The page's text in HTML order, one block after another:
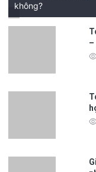
ĐỒNG HỒ
Đồng hồ của xe là sự
tử, mang đến phong
và chính xác các
TAY LÁI
DÙNG
Tay lái dễ điều khiển,
không?
–